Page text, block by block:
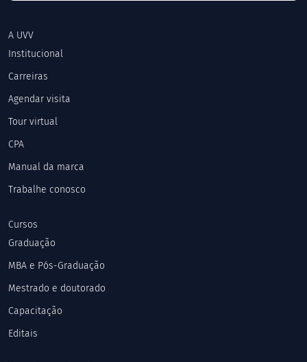
A UVV
Institucional
Carreiras
Agendar visita
Tour virtual
CPA
Manual da marca
Trabalhe conosco
Cursos
Graduação
MBA e Pós-Graduação
Mestrado e doutorado
Capacitação
Editais